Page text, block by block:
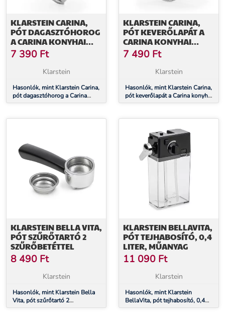
KLARSTEIN CARINA,
PÓT DAGASZTÓHOROG
A CARINA KONYHAI
ROBOTGÉPHEZ
7 390 Ft
Klarstein
Hasonlók, mint Klarstein Carina,
pót dagasztóhorog a Carina
konyhai robotgéphez
KLARSTEIN CARINA,
PÓT KEVERŐLAPÁT A
CARINA KONYHAI
ROBOTGÉPHEZ
7 490 Ft
Klarstein
Hasonlók, mint Klarstein Carina,
pót keverőlapát a Carina konyhai
robotgéphez
KLARSTEIN BELLA VITA,
PÓT SZŰRŐTARTÓ 2
SZŰRŐBETÉTTEL
8 490 Ft
Klarstein
Hasonlók, mint Klarstein Bella
Vita, pót szűrőtartó 2
szűrőbetéttel
KLARSTEIN BELLAVITA,
PÓT TEJHABOSÍTÓ, 0,4
LITER, MŰANYAG
11 090 Ft
Klarstein
Hasonlók, mint Klarstein
BellaVita, pót tejhabosító, 0,4
liter, műanyag